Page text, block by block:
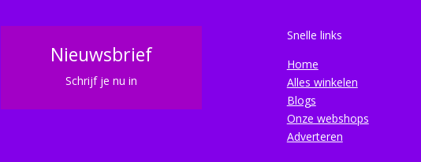
Nieuwsbrief
Schrijf je nu in
Snelle links
Home
Alles winkelen
Blogs
Onze webshops
Adverteren